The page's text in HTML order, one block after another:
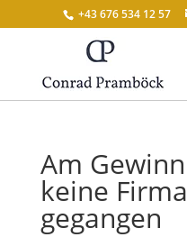
+43 676 534 12 57
Am
keine
gegangen